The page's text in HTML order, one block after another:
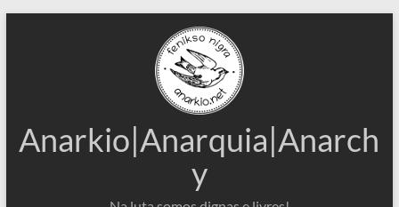
Anarkio|Anarquia|Anarch
y